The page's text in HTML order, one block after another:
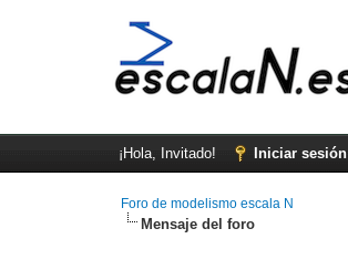
¡Hola, Invitado! Iniciar sesión
Foro de modelismo escala N
Mensaje del foro